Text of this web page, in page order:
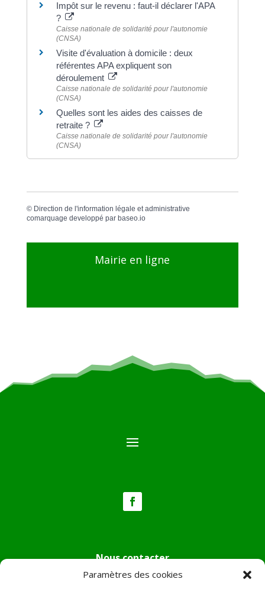
Paramètres des cookies
Impôt sur le revenu : faut-il déclarer l'APA
?
Caisse nationale de solidarité pour l'autonomie
(CNSA)
Visite d'évaluation à domicile : deux
référentes APA expliquent son
déroulement
Caisse nationale de solidarité pour l'autonomie
(CNSA)
Quelles sont les aides des caisses de
retraite ?
Caisse nationale de solidarité pour l'autonomie
(CNSA)
© Direction de l'information légale et administrative
comarquage developpé par baseo.io
Mairie en ligne
Nous contacter
Tél :04.95.36.24.02